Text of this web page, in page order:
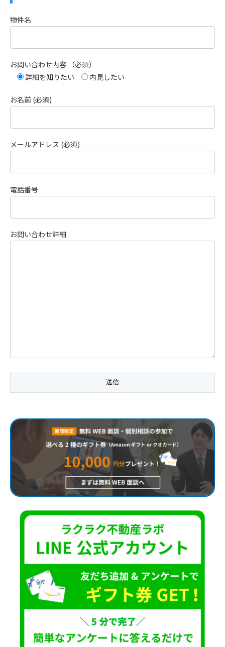
物件名
お問い合わせ内容 （必須）
詳細を知りたい
内見したい
お名前 (必須)
メールアドレス (必須)
電話番号
お問い合わせ詳細